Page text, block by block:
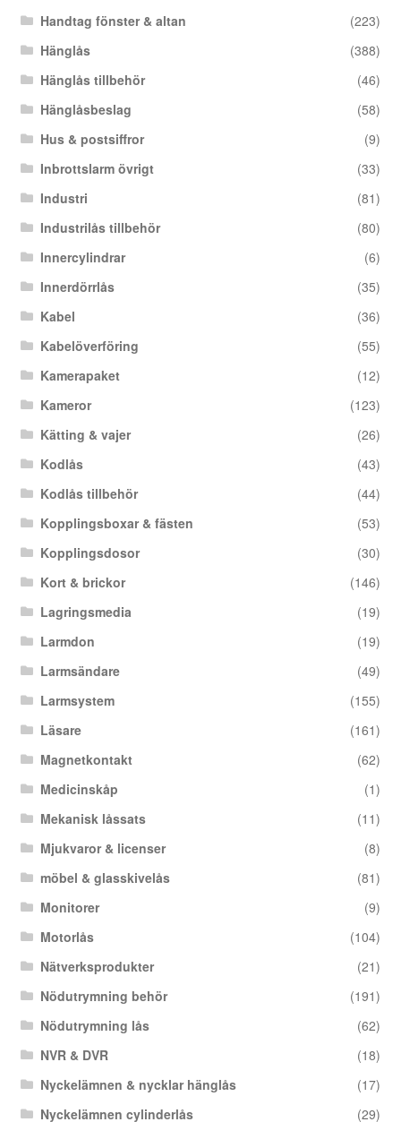
Handtag fönster & altan
(223)
Hänglås
(388)
Hänglås tillbehör
(46)
Hänglåsbeslag
(58)
Hus & postsiffror
(9)
Inbrottslarm övrigt
(33)
Industri
(81)
Industrilås tillbehör
(80)
Innercylindrar
(6)
Innerdörrlås
(35)
Kabel
(36)
Kabelöverföring
(55)
Kamerapaket
(12)
Kameror
(123)
Kätting & vajer
(26)
Kodlås
(43)
Kodlås tillbehör
(44)
Kopplingsboxar & fästen
(53)
Kopplingsdosor
(30)
Kort & brickor
(146)
Lagringsmedia
(19)
Larmdon
(19)
Larmsändare
(49)
Larmsystem
(155)
Läsare
(161)
Magnetkontakt
(62)
Medicinskåp
(1)
Mekanisk låssats
(11)
Mjukvaror & licenser
(8)
möbel & glasskivelås
(81)
Monitorer
(9)
Motorlås
(104)
Nätverksprodukter
(21)
Nödutrymning behör
(191)
Nödutrymning lås
(62)
NVR & DVR
(18)
Nyckelämnen & nycklar hänglås
(17)
Nyckelämnen cylinderlås
(29)